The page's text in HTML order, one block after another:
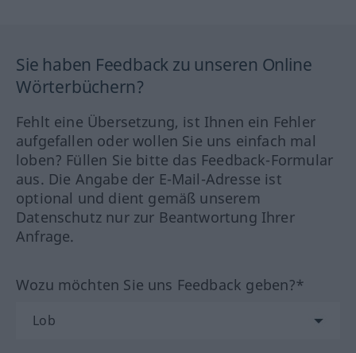
Sie haben Feedback zu unseren Online
Wörterbüchern?
Fehlt eine Übersetzung, ist Ihnen ein Fehler
aufgefallen oder wollen Sie uns einfach mal
loben? Füllen Sie bitte das Feedback-Formular
aus. Die Angabe der E-Mail-Adresse ist
optional und dient gemäß unserem
Datenschutz nur zur Beantwortung Ihrer
Anfrage.
Wozu möchten Sie uns Feedback geben?*